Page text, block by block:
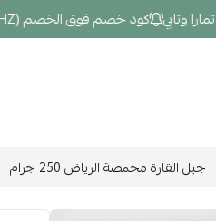
كود خصم فوق الخصم (HZ)
جبل القارة محمصة الرياض 250 جرام